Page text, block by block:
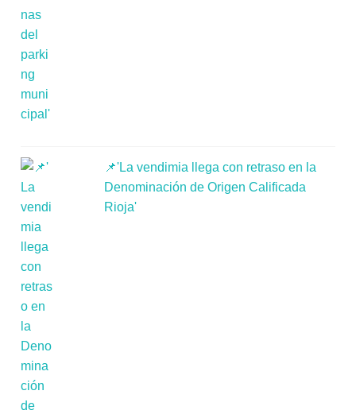
📌'La vendimia llega con retraso en la
Denominación de Origen Calificada
Rioja'